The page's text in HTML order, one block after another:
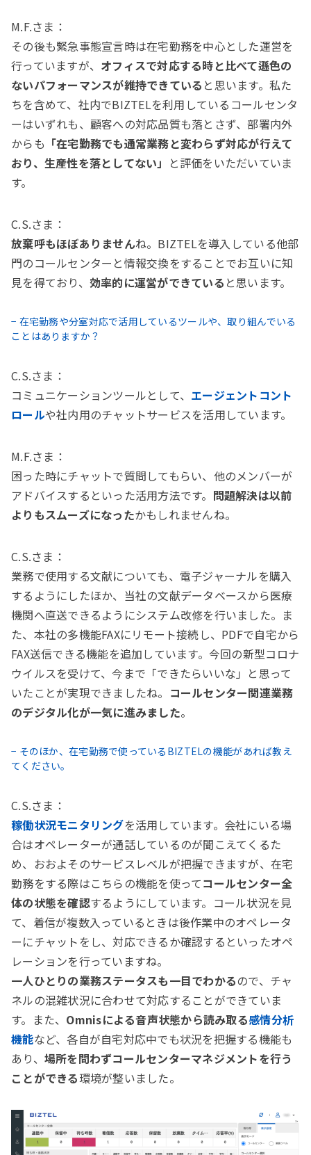
M.F.さま：
その後も緊急事態宣言時は在宅勤務を中心とした運営を
行っていますが、 オフィスで対応する時と比べて遜色の
ないパフォーマンスが維持できている と思います。私た
ちを含めて、社内でBIZTELを利用しているコールセンタ
ーはいずれも、顧客への対応品質も落とさず、部署内外
からも 「在宅勤務でも通常業務と変わらず対応が行えて
おり、生産性を落としてない」 と評価をいただいていま
す。
C.S.さま：
放棄呼もほぼありませんね。BIZTELを導入している他部
門のコールセンターと情報交換をすることでお互いに知
見を得ており、 効率的に運営ができている と思います。
− 在宅勤務や分室対応で活用しているツールや、取り組んでいる
ことはありますか？
C.S.さま：
コミュニケーションツールとして、 エージェントコント
ロールや社内用のチャットサービスを活用しています。
M.F.さま：
困った時にチャットで質問してもらい、他のメンバーが
アドバイスするといった活用方法です。 問題解決は以前
よりもスムーズになったかもしれませんね。
C.S.さま：
業務で使用する文献についても、電子ジャーナルを購入
するようにしたほか、当社の文献データベースから医療
機関へ直送できるようにシステム改修を行いました。ま
た、本社の多機能FAXにリモート接続し、PDFで自宅から
FAX送信できる機能を追加しています。今回の新型コロナ
ウイルスを受けて、今まで「できたらいいな」と思って
いたことが実現できましたね。 コールセンター関連業務
のデジタル化が一気に進みました。
− そのほか、在宅勤務で使っているBIZTELの機能があれば教え
てください。
C.S.さま：
稼働状況モニタリングを活用しています。会社にいる場
合はオペレーターが通話しているのが聞こえてくるた
め、おおよそのサービスレベルが把握できますが、在宅
勤務をする際はこちらの機能を使ってコールセンター全
体の状態を確認するようにしています。コール状況を見
て、着信が複数入っているときは後作業中のオペレータ
ーにチャットをし、対応できるか確認するといったオペ
レーションを行っていますね。
一人ひとりの業務ステータスも一目でわかるので、チャ
ネルの混雑状況に合わせて対応することができていま
す。また、 Omnisによる音声状態から読み取る感情分析
機能など、各自が自宅対応中でも状況を把握する機能も
あり、 場所を問わずコールセンターマネジメントを行う
ことができる環境が整いました。